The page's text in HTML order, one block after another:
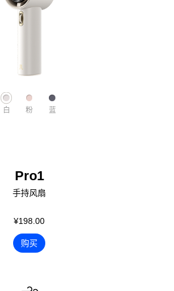
白 粉 蓝
Pro1
手持风扇
¥198.00
购买